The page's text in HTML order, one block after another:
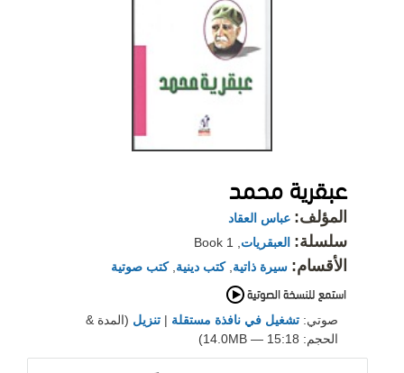
عبقرية محمد
المؤلف: عباس العقاد
سلسلة: العبقريات
الأقسام: سيرة ذاتية ,كتب دينية ,كتب صوتية
صوتي: تشغيل في نافذة مستقلة | تنزيل (المدة &
الحجم: 15:18 — 14.0MB)